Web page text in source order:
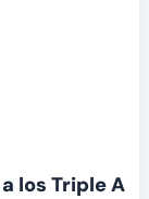
los Triple A